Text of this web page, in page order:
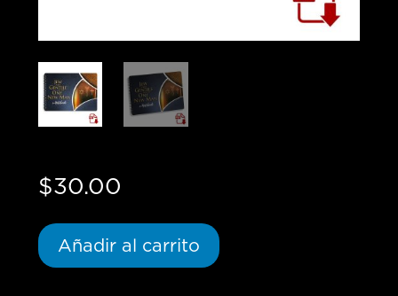
$30.00
Añadir al carrito